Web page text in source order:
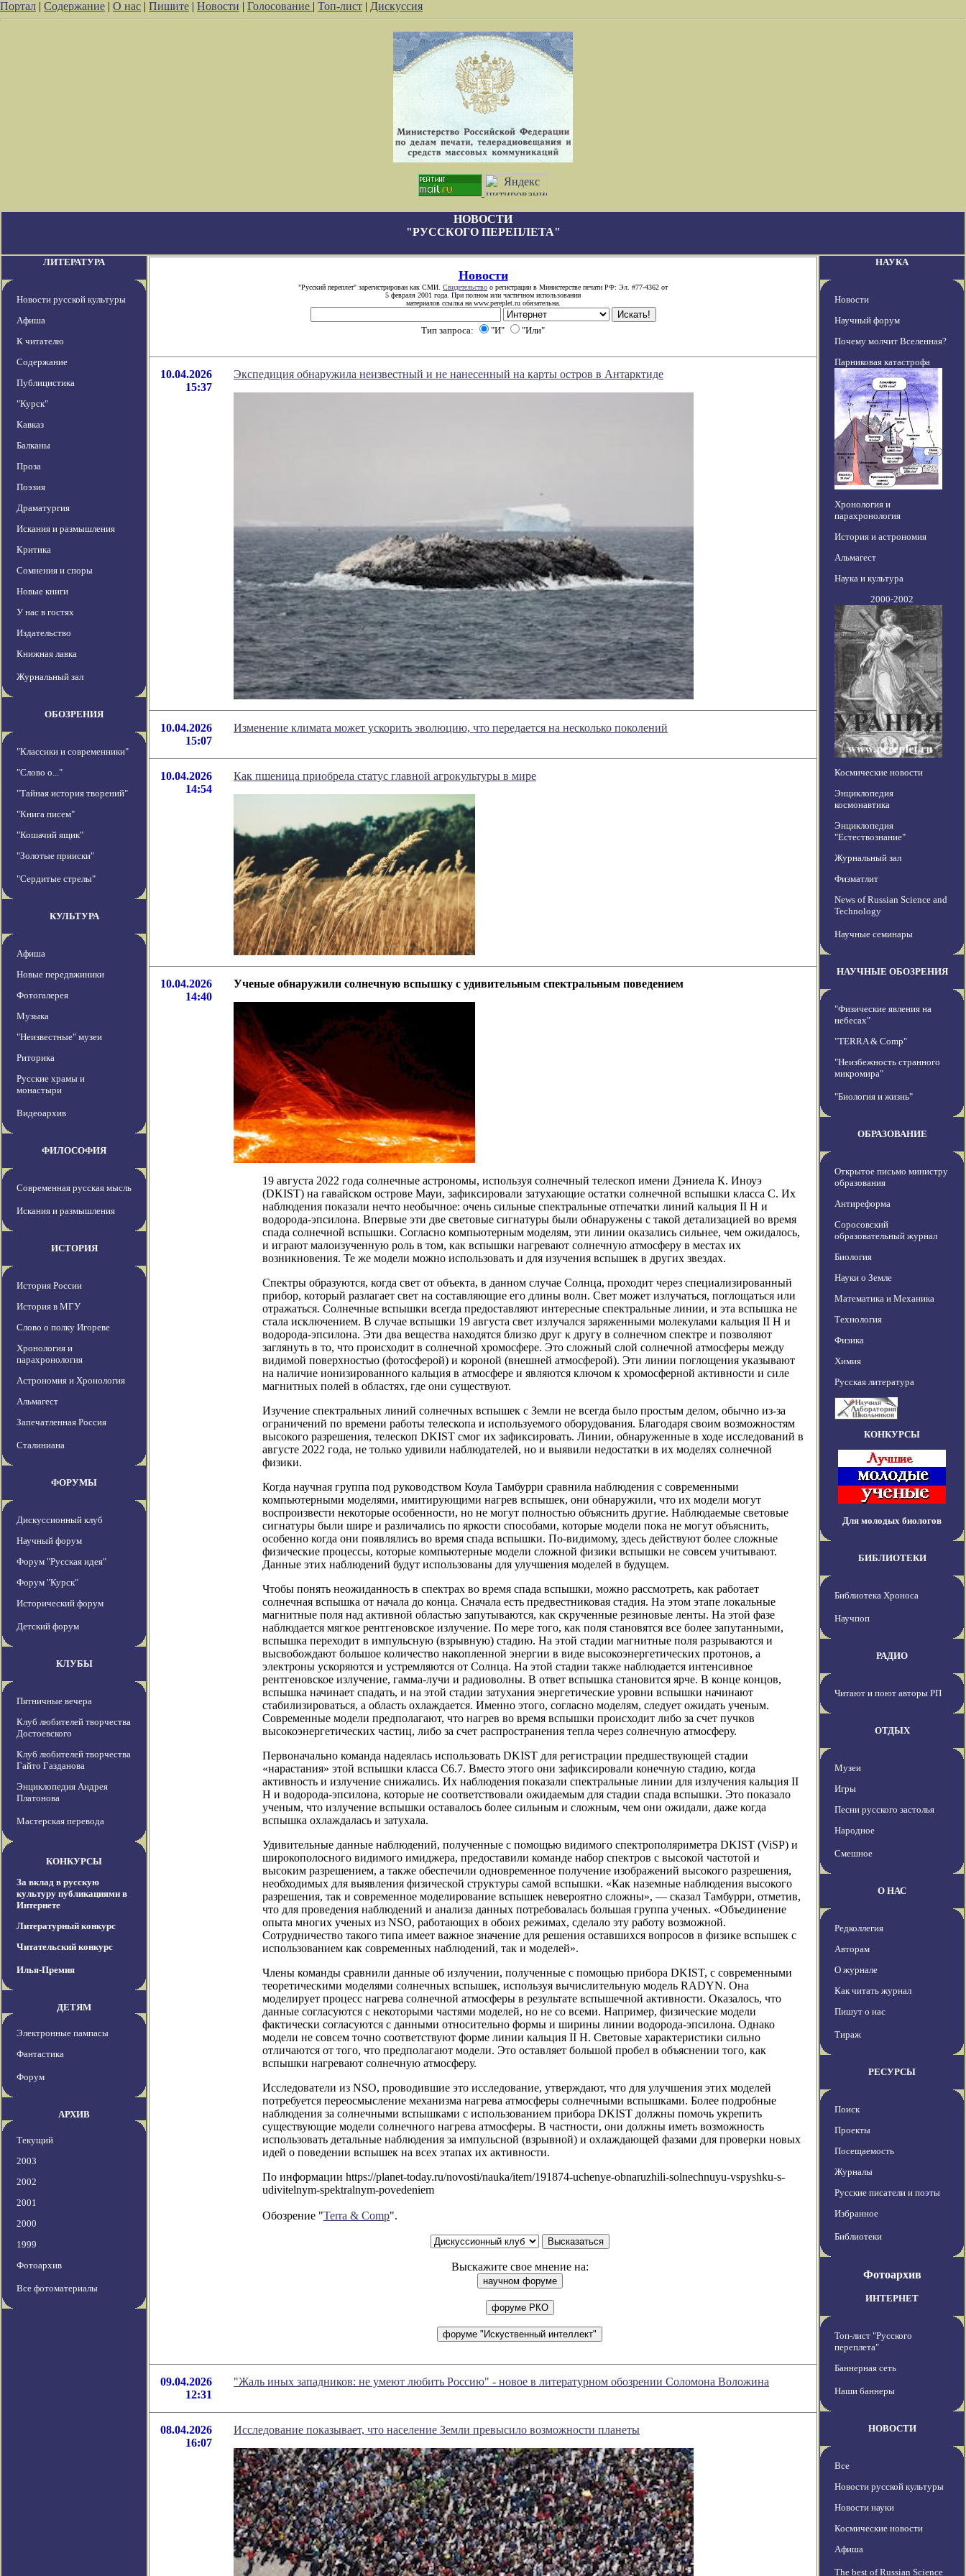
Портал | Содержание | О нас | Пишите | Новости | Голосование | Топ-лист | Дискуссия
НОВОСТИ
"РУССКОГО ПЕРЕПЛЕТА"
ЛИТЕРАТУРА
Новости русской культуры
Афиша
К читателю
Содержание
Публицистика
"Курск"
Кавказ
Балканы
Проза
Поэзия
Драматургия
Искания и размышления
Критика
Сомнения и споры
Новые книги
У нас в гостях
Издательство
Книжная лавка
Журнальный зал
ОБОЗРЕНИЯ
"Классики и современники"
"Слово о..."
"Тайная история творений"
"Книга писем"
"Кошачий ящик"
"Золотые прииски"
"Сердитые стрелы"
КУЛЬТУРА
Афиша
Новые передвжиники
Фотогалерея
Музыка
"Неизвестные" музеи
Риторика
Русские храмы и
монастыри
Видеоархив
ФИЛОСОФИЯ
Современная русская мысль
Искания и размышления
ИСТОРИЯ
История России
История в МГУ
Слово о полку Игореве
Хронология и
парахронология
Астрономия и Хронология
Альмагест
Запечатленная Россия
Сталиниана
ФОРУМЫ
Дискуссионный клуб
Научный форум
Форум "Русская идея"
Форум "Курск"
Исторический форум
Детский форум
КЛУБЫ
Пятничные вечера
Клуб любителей творчества
Достоевского
Клуб любителей творчества
Гайто Газданова
Энциклопедия Андрея
Платонова
Мастерская перевода
КОНКУРСЫ
За вклад в русскую
культуру публикациями в
Интернете
Литературный конкурс
Читательский конкурс
Илья-Премия
ДЕТЯМ
Электронные пампасы
Фантастика
Форум
АРХИВ
Текущий
2003
2002
2001
2000
1999
Фотоархив
Все фотоматериалы
Новости
"Русский переплет" зарегистрирован как СМИ. Свидетельство о регистрации в Министерстве печати РФ: Эл. #77-4362 от
5 февраля 2001 года. При полном или частичном использовании
материалов ссылка на www.pereplet.ru обязательна.
Тип запроса: "И" "Или"
10.04.2026
15:37
Экспедиция обнаружила неизвестный и не нанесенный на карты остров в Антарктиде
10.04.2026
15:07
Изменение климата может ускорить эволюцию, что передается на несколько поколений
10.04.2026
14:54
Как пшеница приобрела статус главной агрокультуры в мире
10.04.2026
14:40
Ученые обнаружили солнечную вспышку с удивительным спектральным поведением
19 августа 2022 года солнечные астрономы, используя солнечный телескоп имени Дэниела К. Иноуэ
(DKIST) на гавайском острове Мауи, зафиксировали затухающие остатки солнечной вспышки класса C. Их
наблюдения показали нечто необычное: очень сильные спектральные отпечатки линий кальция II H и
водорода-эпсилона. Впервые эти две световые сигнатуры были обнаружены с такой детализацией во время
спада солнечной вспышки. Согласно компьютерным моделям, эти линии оказались сильнее, чем ожидалось,
и играют малоизученную роль в том, как вспышки нагревают солнечную атмосферу в местах их
возникновения. Те же модели можно использовать и для изучения вспышек в других звездах.
Спектры образуются, когда свет от объекта, в данном случае Солнца, проходит через специализированный
прибор, который разлагает свет на составляющие его длины волн. Свет может излучаться, поглощаться или
отражаться. Солнечные вспышки всегда предоставляют интересные спектральные линии, и эта вспышка не
стала исключением. В случае вспышки 19 августа свет излучался заряженными молекулами кальция II H и
водорода-эпсилона. Эти два вещества находятся близко друг к другу в солнечном спектре и позволяют
заглянуть в то, что происходит в солнечной хромосфере. Это сложный слой солнечной атмосферы между
видимой поверхностью (фотосферой) и короной (внешней атмосферой). Эти линии поглощения указывают
на наличие ионизированного кальция в атмосфере и являются ключом к хромосферной активности и силе
магнитных полей в областях, где они существуют.
Изучение спектральных линий солнечных вспышек с Земли не всегда было простым делом, обычно из-за
ограничений по времени работы телескопа и используемого оборудования. Благодаря своим возможностям
высокого разрешения, телескоп DKIST смог их зафиксировать. Линии, обнаруженные в ходе исследований в
августе 2022 года, не только удивили наблюдателей, но и выявили недостатки в их моделях солнечной
физики.
Когда научная группа под руководством Коула Тамбурри сравнила наблюдения с современными
компьютерными моделями, имитирующими нагрев вспышек, они обнаружили, что их модели могут
воспроизвести некоторые особенности, но не могут полностью объяснить другие. Наблюдаемые световые
сигнатуры были шире и различались по яркости способами, которые модели пока не могут объяснить,
особенно когда они появлялись во время спада вспышки. По-видимому, здесь действуют более сложные
физические процессы, которые компьютерные модели сложной физики вспышки не совсем учитывают.
Данные этих наблюдений будут использованы для улучшения моделей в будущем.
Чтобы понять неожиданность в спектрах во время спада вспышки, можно рассмотреть, как работает
солнечная вспышка от начала до конца. Сначала есть предвестниковая стадия. На этом этапе локальные
магнитные поля над активной областью запутываются, как скрученные резиновые ленты. На этой фазе
наблюдается мягкое рентгеновское излучение. По мере того, как поля становятся все более запутанными,
вспышка переходит в импульсную (взрывную) стадию. На этой стадии магнитные поля разрываются и
высвобождают большое количество накопленной энергии в виде высокоэнергетических протонов, а
электроны ускоряются и устремляются от Солнца. На этой стадии также наблюдается интенсивное
рентгеновское излучение, гамма-лучи и радиоволны. В ответ вспышка становится ярче. В конце концов,
вспышка начинает спадать, и на этой стадии затухания энергетические уровни вспышки начинают
стабилизироваться, а область охлаждается. Именно этого, согласно моделям, следует ожидать ученым.
Современные модели предполагают, что нагрев во время вспышки происходит либо за счет пучков
высокоэнергетических частиц, либо за счет распространения тепла через солнечную атмосферу.
Первоначально команда надеялась использовать DKIST для регистрации предшествующей стадии
«нарастания» этой вспышки класса C6.7. Вместо этого они зафиксировали конечную стадию, когда
активность и излучение снижались. Их наблюдения показали спектральные линии для излучения кальция II
H и водорода-эпсилона, которые не соответствовали ожидаемым для стадии спада вспышки. Это показало
ученым, что излучение вспышки оставалось более сильным и сложным, чем они ожидали, даже когда
вспышка охлаждалась и затухала.
Удивительные данные наблюдений, полученные с помощью видимого спектрополяриметра DKIST (ViSP) и
широкополосного видимого имиджера, предоставили команде набор спектров с высокой частотой и
высоким разрешением, а также обеспечили одновременное получение изображений высокого разрешения,
необходимых для выявления физической структуры самой вспышки. «Как наземные наблюдения высокого
разрешения, так и современное моделирование вспышек невероятно сложны», — сказал Тамбурри, отметив,
что для проведения наблюдений и анализа данных потребовалась большая группа ученых. «Объединение
опыта многих ученых из NSO, работающих в обоих режимах, сделало эту работу возможной.
Сотрудничество такого типа имеет важное значение для решения оставшихся вопросов в физике вспышек с
использованием как современных наблюдений, так и моделей».
Члены команды сравнили данные об излучении, полученные с помощью прибора DKIST, с современными
теоретическими моделями солнечных вспышек, используя вычислительную модель RADYN. Она
моделирует процесс нагрева солнечной атмосферы в результате вспышечной активности. Оказалось, что
данные согласуются с некоторыми частями моделей, но не со всеми. Например, физические модели
фактически согласуются с данными относительно формы и ширины линии водорода-эпсилона. Однако
модели не совсем точно соответствуют форме линии кальция II H. Световые характеристики сильно
отличаются от того, что предполагают модели. Это оставляет большой пробел в объяснении того, как
вспышки нагревают солнечную атмосферу.
Исследователи из NSO, проводившие это исследование, утверждают, что для улучшения этих моделей
потребуется переосмысление механизма нагрева атмосферы солнечными вспышками. Более подробные
наблюдения за солнечными вспышками с использованием прибора DKIST должны помочь укрепить
существующие модели солнечного нагрева атмосферы. В частности, они должны иметь возможность
использовать детальные наблюдения за импульсной (взрывной) и охлаждающей фазами для проверки новых
идей о поведении вспышек на всех этапах их активности.
По информации https://planet-today.ru/novosti/nauka/item/191874-uchenye-obnaruzhili-solnechnuyu-vspyshku-s-
udivitelnym-spektralnym-povedeniem
Обозрение "Terra & Comp".
Выскажите свое мнение на:
09.04.2026
12:31
"Жаль иных западников: не умеют любить Россию" - новое в литературном обозрении Соломона Воложина
08.04.2026
16:07
Исследование показывает, что население Земли превысило возможности планеты
НАУКА
Новости
Научный форум
Почему молчит Вселенная?
Парниковая катастрофа
Хронология и
парахронология
История и астрономия
Альмагест
Наука и культура
2000-2002
Космические новости
Энциклопедия
космонавтика
Энциклопедия
"Естествознание"
Журнальный зал
Физматлит
News of Russian Science and
Technology
Научные семинары
НАУЧНЫЕ ОБОЗРЕНИЯ
"Физические явления на
небесах"
"TERRA & Comp"
"Неизбежность странного
микромира"
"Биология и жизнь"
ОБРАЗОВАНИЕ
Открытое письмо министру
образования
Антиреформа
Соросовский
образовательный журнал
Биология
Науки о Земле
Математика и Механика
Технология
Физика
Химия
Русская литература
КОНКУРСЫ
Для молодых биологов
БИБЛИОТЕКИ
Библиотека Хроноса
Научпоп
РАДИО
Читают и поют авторы РП
ОТДЫХ
Музеи
Игры
Песни русского застолья
Народное
Смешное
О НАС
Редколлегия
Авторам
О журнале
Как читать журнал
Пишут о нас
Тираж
РЕСУРСЫ
Поиск
Проекты
Посещаемость
Журналы
Русские писатели и поэты
Избранное
Библиотеки
Фотоархив
ИНТЕРНЕТ
Топ-лист "Русского
переплета"
Баннерная сеть
Наши баннеры
НОВОСТИ
Все
Новости русской культуры
Новости науки
Космические новости
Афиша
The best of Russian Science